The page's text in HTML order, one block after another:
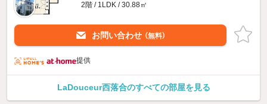
2階 / 1LDK / 30.88㎡
お問い合わせ （無料）
提供
LaDouceur西落合のすべての部屋を見る